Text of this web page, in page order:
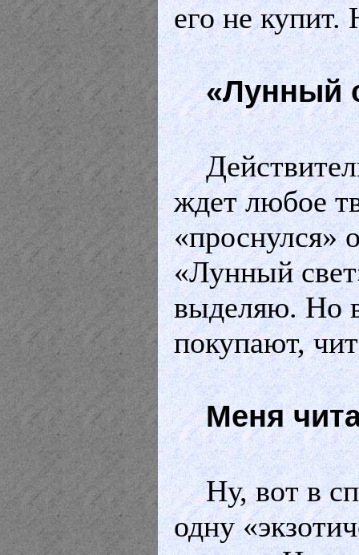
его не
«Лунный
ждет любое
«проснулся»
«Лунный
выделяю. Но
покупают,
Меня
Ну, вот в
одну